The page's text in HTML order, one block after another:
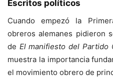
Escritos políticos
Cuando empezó la
obreros alemanes pidieron
de El manifiesto del Partido
muestra la importancia
el movimiento obrero de